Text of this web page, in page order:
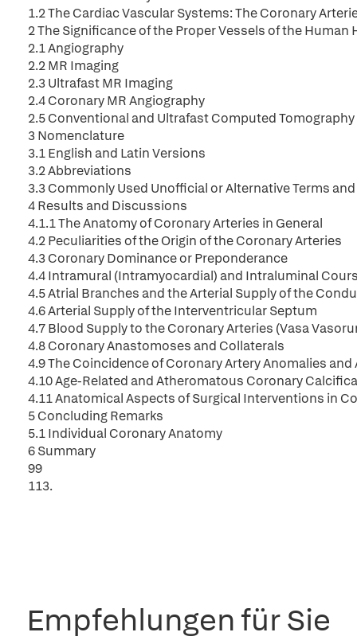
1.2 The Cardiac Vascular Systems: The Coronary
2 The Significance of the Proper Vessels of the
2.1 Angiography
2.2 MR Imaging
2.3 Ultrafast MR Imaging
2.4 Coronary MR Angiography
2.5 Conventional and Ultrafast Computed
3 Nomenclature
3.1 English and Latin Versions
3.2 Abbreviations
3.3 Commonly Used Unofficial or Alternative Terms
4 Results and Discussions
4.1.1 The Anatomy of Coronary Arteries in General
4.2 Peculiarities of the Origin of the Coronary Arteries
4.3 Coronary Dominance or Preponderance
4.4 Intramural (Intramyocardial) and Intraluminal
4.5 Atrial Branches and the Arterial Supply of the
4.6 Arterial Supply of the Interventricular Septum
4.7 Blood Supply to the Coronary Arteries (Vasa
4.8 Coronary Anastomoses and Collaterals
4.9 The Coincidence of Coronary Artery Anomalies
4.10 Age-Related and Atheromatous Coronary
4.11 Anatomical Aspects of Surgical Interventions in
5 Concluding Remarks
5.1 Individual Coronary Anatomy
6 Summary
99
113.
Empfehlungen für Sie